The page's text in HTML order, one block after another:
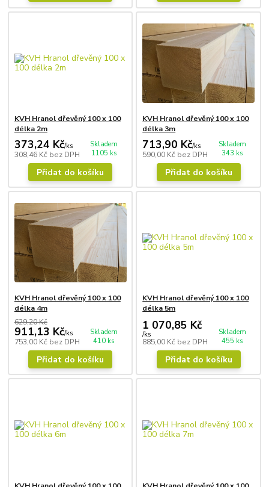
KVH Hranol dřevěný 100 x 100
délka 2m
373,24 Kč/ks
308,46 Kč bez DPH
Skladem
1105 ks
Přidat do košíku
KVH Hranol dřevěný 100 x 100
délka 3m
713,90 Kč/ks
590,00 Kč bez DPH
Skladem
343 ks
Přidat do košíku
KVH Hranol dřevěný 100 x 100
délka 4m
629,20 Kč
911,13 Kč/ks
753,00 Kč bez DPH
Skladem
410 ks
Přidat do košíku
KVH Hranol dřevěný 100 x 100
délka 5m
1 070,85 Kč
/ks
885,00 Kč bez DPH
Skladem
455 ks
Přidat do košíku